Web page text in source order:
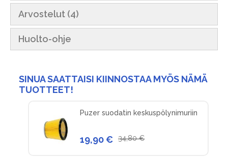
Arvostelut 4
Huolto-ohje
SINUA SAATTAISI KIINNOSTAA MYÖS NÄMÄ
TUOTTEET!
Puzer suodatin keskuspölynimuriin
19,90 € 34,80 €